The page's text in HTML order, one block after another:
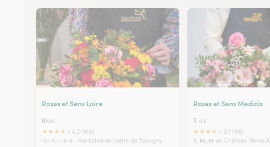
Roses et Sens Loire
Blois
★★★★
4.2 (164)
12-14, rue du Maréchal de Lattre de Tassigny
Roses et Sens Medicis
Blois
★★★★
3.7 (88)
5, route de Château Renault